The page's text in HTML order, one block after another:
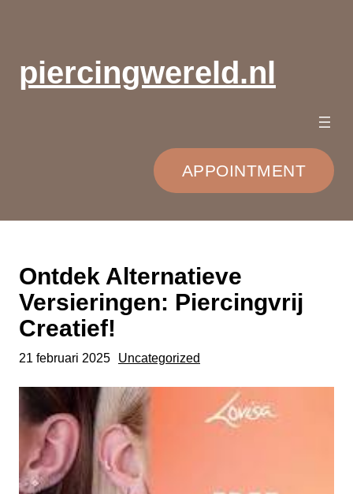
inhoudpiercingwereld.nl
APPOINTMENT
Ontdek Alternatieve
Versieringen: Piercingvrij
Creatief!
21 februari 2025 Uncategorized